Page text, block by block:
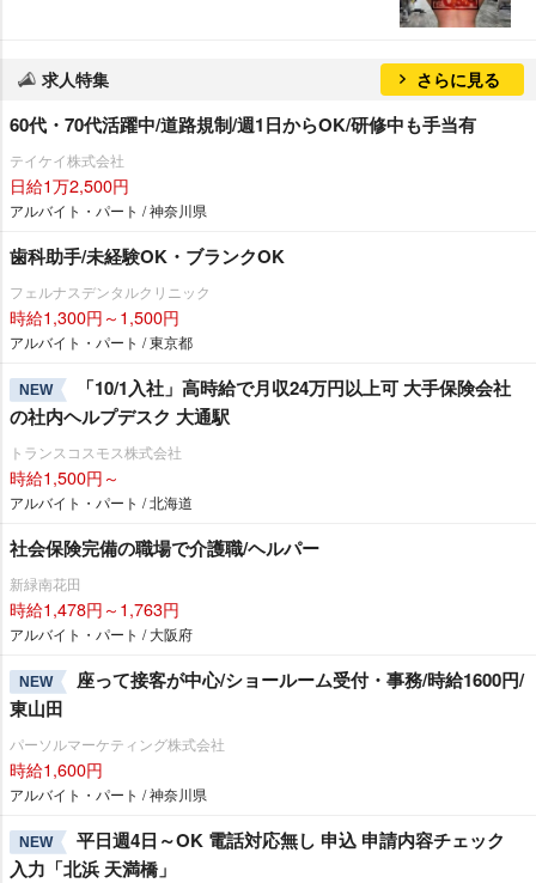
求人特集 さらに見る
60代・70代活躍中/道路規制/週1日からOK/研修中も手当有
テイケイ株式会社
日給1万2,500円
アルバイト・パート / 神奈川県
歯科助手/未経験OK・ブランクOK
フェルナスデンタルクリニック
時給1,300円～1,500円
アルバイト・パート / 東京都
NEW
「10/1入社」高時給で月収24万円以上可 大手保険会社
の社内ヘルプデスク 大通駅
トランスコスモス株式会社
時給1,500円～
アルバイト・パート / 北海道
社会保険完備の職場で介護職/ヘルパー
新緑南花田
時給1,478円～1,763円
アルバイト・パート / 大阪府
NEW
座って接客が中心/ショールーム受付・事務/時給1600円/
東山田
パーソルマーケティング株式会社
時給1,600円
アルバイト・パート / 神奈川県
NEW
平日週4日～OK 電話対応無し 申込 申請内容チェック
入力「北浜 天満橋」